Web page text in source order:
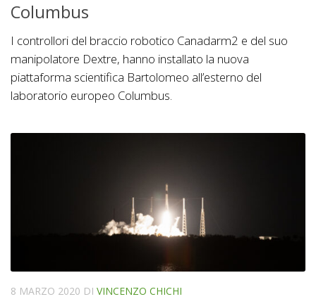
Columbus
I controllori del braccio robotico Canadarm2 e del suo
manipolatore Dextre, hanno installato la nuova
piattaforma scientifica Bartolomeo all’esterno del
laboratorio europeo Columbus.
8 MARZO 2020 DI VINCENZO CHICHI